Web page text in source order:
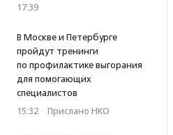
17:39
В Москве и Петербурге
пройдут тренинги
по профилактике выгорания
для помогающих
специалистов
15:32 · Прислано НКО